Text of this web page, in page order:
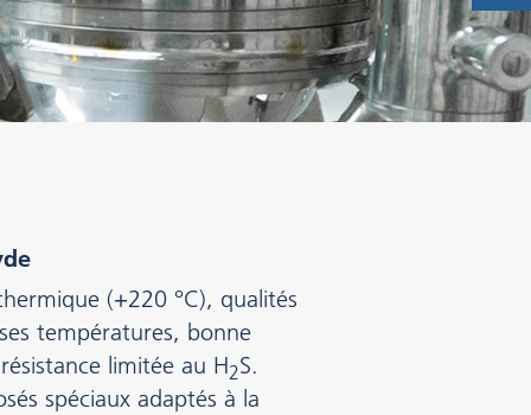
(+220 °C), qualités
températures, bonne
limitée au H2S.
spéciaux adaptés à la